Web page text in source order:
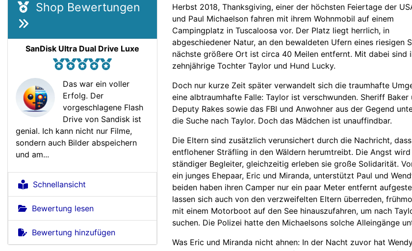
Shop Bewertungen
SanDisk Ultra Dual Drive Luxe
Das war ein voller
Erfolg. Der
vorgeschlagene Flash
Drive von Sandisk ist
genial. Ich kann nicht nur Filme,
sondern auch Bilder abspeichern
und am...
Schnellansicht
Bewertung lesen
Bewertung hinzufügen
Herbst 2018, Thanksgiving, einer der höchsten Feiertage der
und Paul Michaelson fahren mit ihrem Wohnmobil auf einem
Campingplatz in Tuscaloosa vor. Der Platz liegt herrlich, in
abgeschiedener Natur, an den bewaldeten Ufern eines riesigen
nächste größere Ort ist circa 40 Meilen entfernt. Mit dabei sind
zehnjährige Tochter Taylor und Hund Lucky.
Doch nur kurze Zeit später verwandelt sich die traumhafte
eine albtraumhafte Falle: Taylor ist verschwunden. Sheriff Baker
Deputy Rakes sowie das FBI und Anwohner aus der Gegend
die Suche nach Taylor. Doch das Mädchen ist unauffindbar.
Die Eltern sind zusätzlich verunsichert durch die Nachricht,
entflohener Sträfling in den Wäldern herumtreibt. Die Angst
ständiger Begleiter, gleichzeitig erleben sie große Solidarität.
ein junges Ehepaar, Eric und Miranda, unterstützt Paul und
beiden haben ihren Camper nur ein paar Meter entfernt
lassen sich auch von den verzweifelten Eltern überreden,
mit einem Motorboot auf den See hinauszufahren, um nach
suchen. Die Polizei hatte den Michaelsons solche Alleingänge
Was Eric und Miranda nicht ahnen: In der Nacht zuvor hat